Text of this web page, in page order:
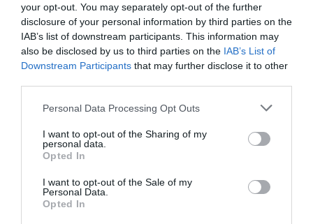
your opt-out. You may separately opt-out of the further
disclosure of your personal information by third parties on the
IAB’s list of downstream participants. This information may
also be disclosed by us to third parties on the IAB’s List of
Downstream Participants that may further disclose it to other
Please note that this website/app uses one or more Google
not limited to your visit or usage behaviour. You may click to
grant or deny consent to Google and its third-party tags to
use your data for below specified purposes in below Google
consent section.
Personal Data Processing Opt Outs
I want to opt-out of the Sharing of my
personal data.
Opted In
I want to opt-out of the Sale of my
Personal Data.
Opted In
Δούρου: Θολή συμφωνία που αφήνει ανοικτά ερωτήματα
σχετικά με τα κυριαρχικά δικαιώματα της Ελλάδας έναντι
της τουρκικής επιθετικότητας
ΟΛΕΣ ΟΙ ΕΙΔΗΣΕΙΣ →
διαβάστε ακόμη